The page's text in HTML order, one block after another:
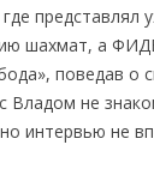
представлял
шахмат, а
поведав о
Владом не
интервью не